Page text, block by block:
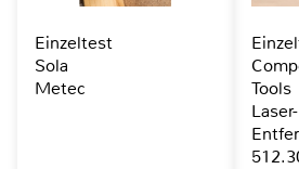
Einzeltest
Sola
Metec
Tools
Laser-